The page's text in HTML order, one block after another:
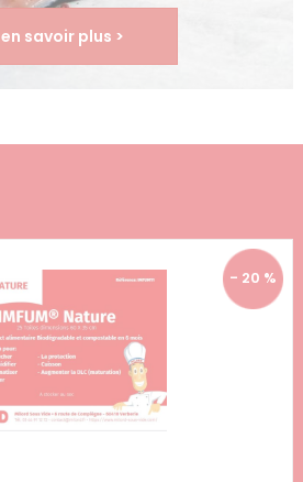
en savoir plus >
- 20 %